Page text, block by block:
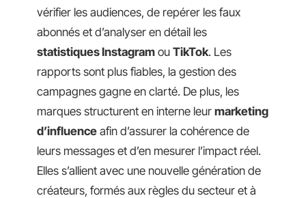
vérifier les audiences, de repérer les faux
abonnés et d’analyser en détail les
statistiques Instagram ou TikTok. Les
rapports sont plus fiables, la gestion des
campagnes gagne en clarté. De plus, les
marques structurent en interne leur marketing
d’influence afin d’assurer la cohérence de
leurs messages et d’en mesurer l’impact réel.
Elles s’allient avec une nouvelle génération de
créateurs, formés aux règles du secteur et à